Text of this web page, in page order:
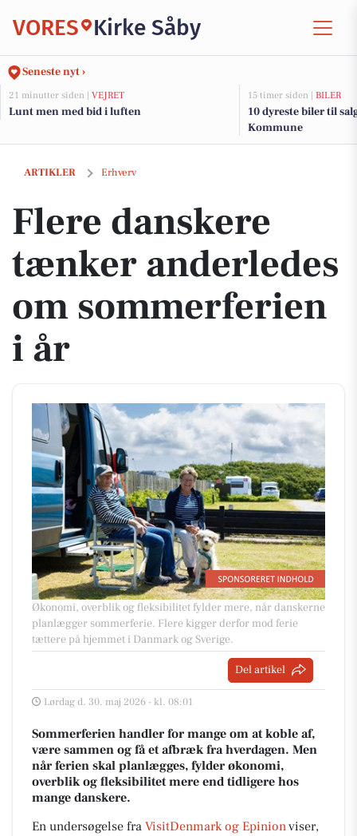
VORES Kirke Såby
Seneste nyt ›
21 minutter siden | VEJRET
Lunt men med bid i luften
15 timer siden | BILER
10 dyreste biler til
Kommune
ARTIKLER Erhverv
Flere danskere tænker anderledes om sommerferien i år
Flere danskere
tænker anderledes
om sommerferien
i år
Økonomi, overblik og fleksibilitet fylder mere, når danskerne
planlægger sommerferie. Flere kigger derfor mod ferie
tættere på hjemmet i Danmark og Sverige.
Del artikel
Lørdag d. 30. maj 2026 - kl. 08:01
Sommerferien handler for mange om at koble af,
være sammen og få et afbræk fra hverdagen. Men
når ferien skal planlægges, fylder økonomi,
overblik og fleksibilitet mere end tidligere hos
mange danskere.
En undersøgelse fra VisitDenmark og Epinionviser,